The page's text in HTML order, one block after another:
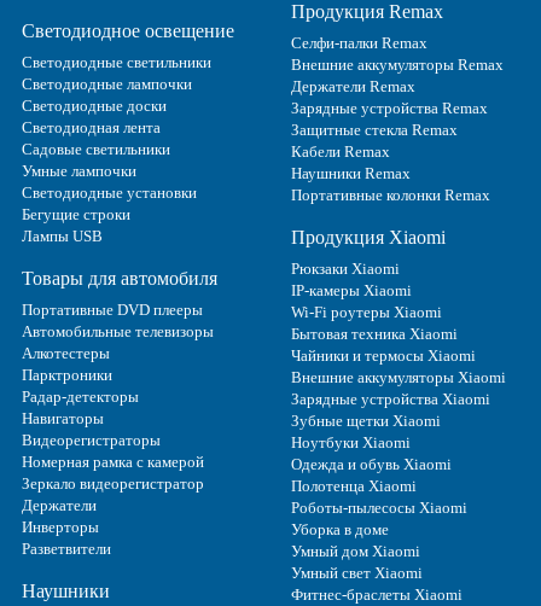
Светодиодное освещение
Светодиодные светильники
Светодиодные лампочки
Светодиодные доски
Светодиодная лента
Садовые светильники
Умные лампочки
Светодиодные установки
Бегущие строки
Лампы USB
Товары для автомобиля
Портативные DVD плееры
Автомобильные телевизоры
Алкотестеры
Парктроники
Радар-детекторы
Навигаторы
Видеорегистраторы
Номерная рамка с камерой
Зеркало видеорегистратор
Держатели
Инверторы
Разветвители
Наушники
Продукция Remax
Селфи-палки Remax
Внешние аккумуляторы Remax
Держатели Remax
Зарядные устройства Remax
Защитные стекла Remax
Кабели Remax
Наушники Remax
Портативные колонки Remax
Продукция Xiaomi
Рюкзаки Xiaomi
IP-камеры Xiaomi
Wi-Fi роутеры Xiaomi
Бытовая техника Xiaomi
Чайники и термосы Xiaomi
Внешние аккумуляторы Xiaomi
Зарядные устройства Xiaomi
Зубные щетки Xiaomi
Ноутбуки Xiaomi
Одежда и обувь Xiaomi
Полотенца Xiaomi
Роботы-пылесосы Xiaomi
Уборка в доме
Умный дом Xiaomi
Умный свет Xiaomi
Фитнес-браслеты Xiaomi